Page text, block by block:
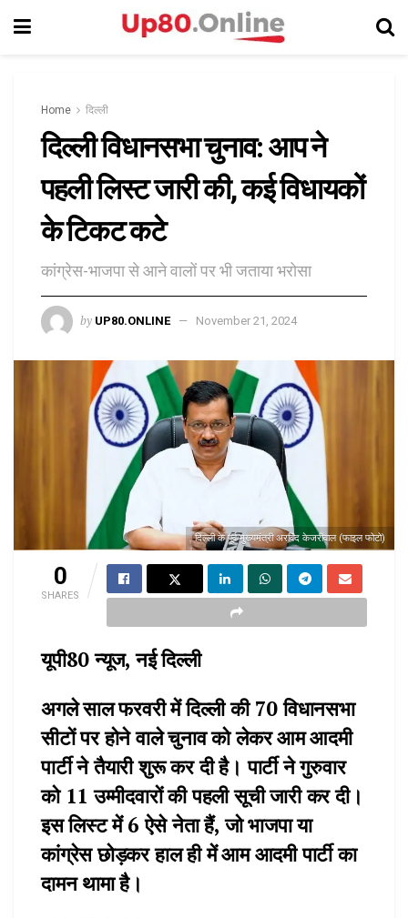
Home दिल्ली
दिल्ली विधानसभा चुनाव: आप ने
पहली लिस्ट जारी की, कई विधायकों
के टिकट कटे
कांग्रेस-भाजपा से आने वालों पर भी जताया भरोसा
by UP80.ONLINE November 21, 2024
दिल्ली के पूर्व मुख्यमंत्री अरविंद केजरीवाल (फाइल फोटो)
0
SHARES
यूपी80 न्यूज, नई दिल्ली
अगले साल फरवरी में दिल्ली की 70 विधानसभा
सीटों पर होने वाले चुनाव को लेकर आम आदमी
पार्टी ने तैयारी शुरू कर दी है। पार्टी ने गुरुवार
को 11 उम्मीदवारों की पहली सूची जारी कर दी।
इस लिस्ट में 6 ऐसे नेता हैं, जो भाजपा या
कांग्रेस छोड़कर हाल ही में आम आदमी पार्टी का
दामन थामा है।